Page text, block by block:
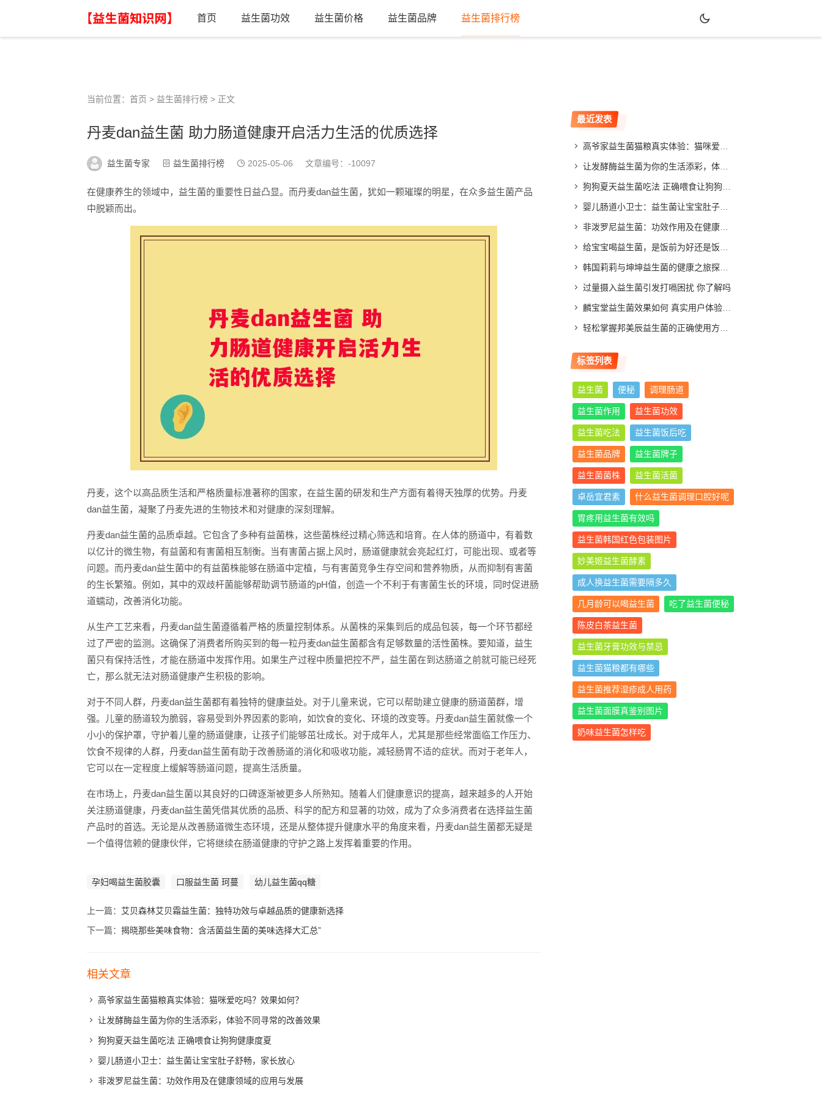
首页 益生菌功效 益生菌价格 益生菌品牌 益生菌排行榜
当前位置： 首页 > 益生菌排行榜 > 正文
丹麦dan益生菌 助力肠道健康开启活力生活的优质选择
益生菌专家 益生菌排行榜 2025-05-06 文章编号： -10097
在健康养生的领域中，益生菌的重要性日益凸显。而丹麦dan益生菌，犹如一颗璀璨的明星，在众多益生菌产品
中脱颖而出。
丹麦，这个以高品质生活和严格质量标准著称的国家，在益生菌的研发和生产方面有着得天独厚的优势。丹麦
dan益生菌，凝聚了丹麦先进的生物技术和对健康的深刻理解。
丹麦dan益生菌的品质卓越。它包含了多种有益菌株，这些菌株经过精心筛选和培育。在人体的肠道中，有着数
以亿计的微生物，有益菌和有害菌相互制衡。当有害菌占据上风时，肠道健康就会亮起红灯，可能出现、或者等
问题。而丹麦dan益生菌中的有益菌株能够在肠道中定植，与有害菌竞争生存空间和营养物质，从而抑制有害菌
的生长繁殖。例如，其中的双歧杆菌能够帮助调节肠道的pH值，创造一个不利于有害菌生长的环境，同时促进肠
道蠕动，改善消化功能。
从生产工艺来看，丹麦dan益生菌遵循着严格的质量控制体系。从菌株的采集到后的成品包装，每一个环节都经
过了严密的监测。这确保了消费者所购买到的每一粒丹麦dan益生菌都含有足够数量的活性菌株。要知道，益生
菌只有保持活性，才能在肠道中发挥作用。如果生产过程中质量把控不严，益生菌在到达肠道之前就可能已经死
亡，那么就无法对肠道健康产生积极的影响。
对于不同人群，丹麦dan益生菌都有着独特的健康益处。对于儿童来说，它可以帮助建立健康的肠道菌群，增
强。儿童的肠道较为脆弱，容易受到外界因素的影响，如饮食的变化、环境的改变等。丹麦dan益生菌就像一个
小小的保护罩，守护着儿童的肠道健康，让孩子们能够茁壮成长。对于成年人，尤其是那些经常面临工作压力、
饮食不规律的人群，丹麦dan益生菌有助于改善肠道的消化和吸收功能，减轻肠胃不适的症状。而对于老年人，
它可以在一定程度上缓解等肠道问题，提高生活质量。
在市场上，丹麦dan益生菌以其良好的口碑逐渐被更多人所熟知。随着人们健康意识的提高，越来越多的人开始
关注肠道健康，丹麦dan益生菌凭借其优质的品质、科学的配方和显著的功效，成为了众多消费者在选择益生菌
产品时的首选。无论是从改善肠道微生态环境，还是从整体提升健康水平的角度来看，丹麦dan益生菌都无疑是
一个值得信赖的健康伙伴，它将继续在肠道健康的守护之路上发挥着重要的作用。
孕妇喝益生菌胶囊 口服益生菌 珂蔓 幼儿益生菌qq糖
上一篇： 艾贝森林艾贝霜益生菌：独特功效与卓越品质的健康新选择
下一篇： 揭晓那些美味食物：含活菌益生菌的美味选择大汇总”
相关文章
高爷家益生菌猫粮真实体验：猫咪爱吃吗？效果如何？
让发酵酶益生菌为你的生活添彩，体验不同寻常的改善效果
狗狗夏天益生菌吃法 正确喂食让狗狗健康度夏
婴儿肠道小卫士：益生菌让宝宝肚子舒畅，家长放心
非泼罗尼益生菌：功效作用及在健康领域的应用与发展
最近发表
高爷家益生菌猫粮真实体验：猫咪爱吃吗？效果如何？
让发酵酶益生菌为你的生活添彩，体验不同寻常的改善效果
狗狗夏天益生菌吃法 正确喂食让狗狗健康度夏
婴儿肠道小卫士：益生菌让宝宝肚子舒畅，家长放心
非泼罗尼益生菌：功效作用及在健康领域的应用与发展
给宝宝喝益生菌，是饭前为好还是饭后更合适？专家给你答案
韩国莉莉与坤坤益生菌的健康之旅探索与分享
过量摄入益生菌引发打嗝困扰 你了解吗
麟宝堂益生菌效果如何 真实用户体验分享与评测分析
轻松掌握邦美辰益生菌的正确使用方法，让你肠道更舒适
标签列表
益生菌 便秘 调理肠道
益生菌作用 益生菌功效
益生菌吃法 益生菌饭后吃
益生菌品牌 益生菌牌子
益生菌菌株 益生菌活菌
卓岳宜君素 什么益生菌调理口腔好呢
胃疼用益生菌有效吗
益生菌韩国红色包装图片
妙美姬益生菌酵素
成人换益生菌需要隔多久
几月龄可以喝益生菌 吃了益生菌便秘
陈皮白茶益生菌
益生菌牙膏功效与禁忌
益生菌猫粮都有哪些
益生菌推荐湿疹成人用药
益生菌面膜真鉴别图片
奶味益生菌怎样吃